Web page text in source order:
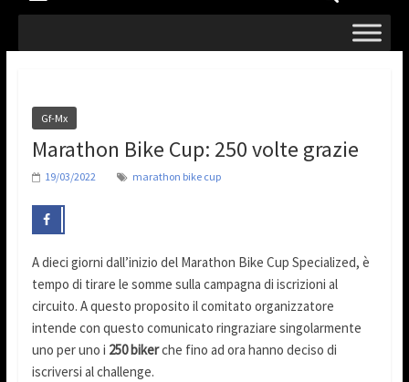
Gf-Mx
Marathon Bike Cup: 250 volte grazie
19/03/2022 marathon bike cup
A dieci giorni dall’inizio del Marathon Bike Cup Specialized, è
tempo di tirare le somme sulla campagna di iscrizioni al
circuito. A questo proposito il comitato organizzatore
intende con questo comunicato ringraziare singolarmente
uno per uno i 250 bikerche fino ad ora hanno deciso di
iscriversi al challenge.